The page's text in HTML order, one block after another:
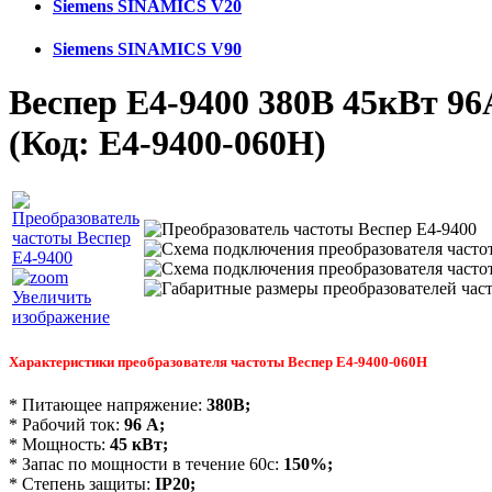
Siemens SINAMICS V20
Siemens SINAMICS V90
Веспер E4-9400 380В 45кВт
(Код: E4-9400-060H)
Увеличить
изображение
Характеристики преобразователя частоты Веспер E4-9400-060Н
* Питающее напряжение: 380В;
* Рабочий ток: 96 А;
* Мощность: 45 кВт;
* Запас по мощности в течение 60с: 150%;
* Степень защиты: IP20;